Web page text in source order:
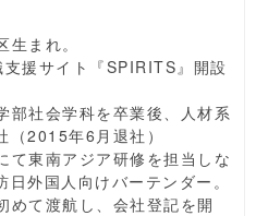
まれ。
援サイト『SPIRITS』開設
社会学科を卒業後、人材系
（2015年6月退社）
東南アジア研修を担当しな
外国人向けバーテンダー。
て渡航し、会社登記を開